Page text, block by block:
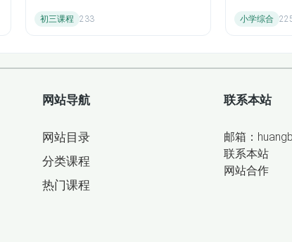
初三课程 233 小学综合
网站导航
网站目录
分类课程
热门课程
联系本站
邮箱：
联系本站
网站合作